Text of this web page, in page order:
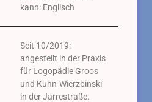
kann: Englisch
Seit 10/2019:
angestellt in der Praxis
für Logopädie Groos
und Kuhn-Wierzbinski
in der Jarrestraße.